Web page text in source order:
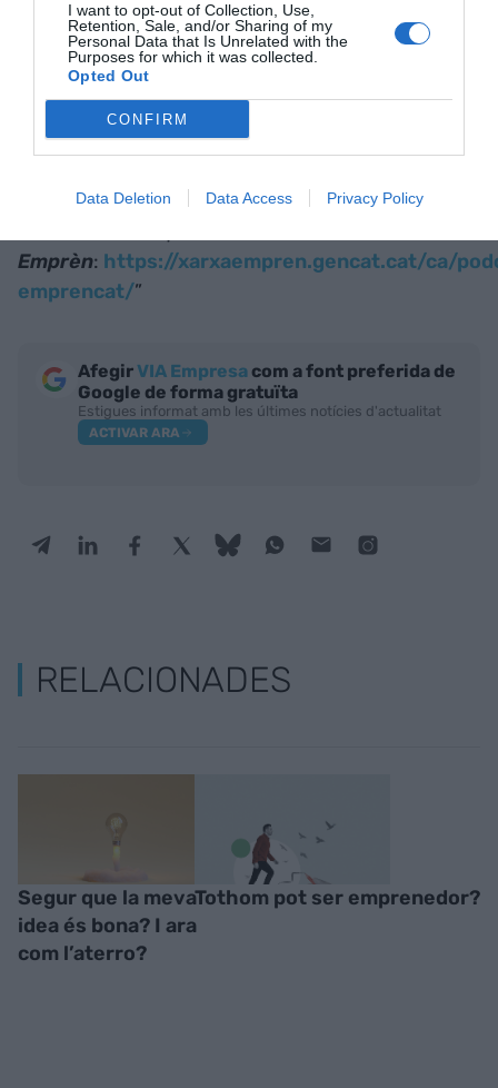
I want to opt-out of Collection, Use,
Retention, Sale, and/or Sharing of my
Personal Data that Is Unrelated with the
Purposes for which it was collected.
Opted Out
CONFIRM
Data Deletion Data Access Privacy Policy
conscient del moment actual de la startup. Garcia
explica totes les vies al cinquè episodi, que es pot
escoltar -juntament amb els quatre darrers
episodis- a les principals plataformes o
directament a Spotify, Google Podcasts i Apple
Emprèn: https://xarxaempren.gencat.cat/ca/
emprencat/”
AfegirVIA Empresa com a font preferida de
Google de forma gratuïta
Estigues informat amb les últimes notícies d'actualitat
ACTIVAR ARA
RELACIONADES
Segur que la meva
idea és bona? I ara
com l’aterro?
Tothom pot ser emprenedor?